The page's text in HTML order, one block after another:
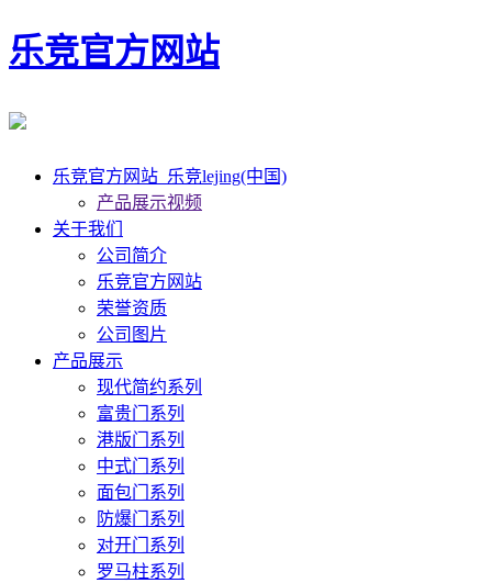
乐竞官方网站
乐竞官方网站_乐竞lejing(中国)
产品展示视频
关于我们
公司简介
乐竞官方网站
荣誉资质
公司图片
产品展示
现代简约系列
富贵门系列
港版门系列
中式门系列
面包门系列
防爆门系列
对开门系列
罗马柱系列